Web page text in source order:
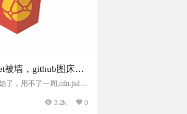
被墙，github图床替
了，用不了一周,cdn.jsdeli
3.2k 0